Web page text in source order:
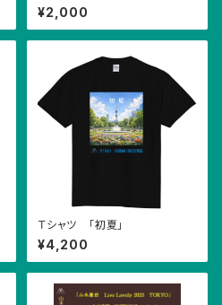
¥2,000
Ｔシャツ 「初夏」
¥4,200